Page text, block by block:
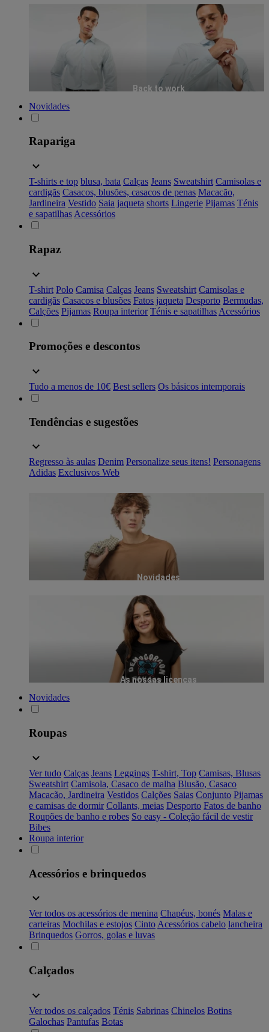
Back to work
Novidades
Rapariga
T-shirts e top blusa, bata Calças Jeans Sweatshirt Camisolas e
cardigãs Casacos, blusões, casacos de penas Macacão,
Jardineira Vestido Saia jaqueta shorts Lingerie Pijamas Ténis
e sapatilhas Acessórios
Rapaz
T-shirt Polo Camisa Calças Jeans Sweatshirt Camisolas e
cardigãs Casacos e blusões Fatos jaqueta Desporto Bermudas,
Calções Pijamas Roupa interior Ténis e sapatilhas Acessórios
Promoções e descontos
Tudo a menos de 10€ Best sellers Os básicos intemporais
Tendências e sugestões
Regresso às aulas Denim Personalize seus itens! Personagens
Adidas Exclusivos Web
Novidades
As nossas licenças
Novidades
Roupas
Ver tudo Calças Jeans Leggings T-shirt, Top Camisas, Blusas
Sweatshirt Camisola, Casaco de malha Blusão, Casaco
Macacão, Jardineira Vestidos Calções Saias Conjunto Pijamas
e camisas de dormir Collants, meias Desporto Fatos de banho
Roupões de banho e robes So easy - Coleção fácil de vestir
Bibes
Roupa interior
Acessórios e brinquedos
Ver todos os acessórios de menina Chapéus, bonés Malas e
carteiras Mochilas e estojos Cinto Acessórios cabelo lancheira
Brinquedos Gorros, golas e luvas
Calçados
Ver todos os calçados Ténis Sabrinas Chinelos Botins
Galochas Pantufas Botas